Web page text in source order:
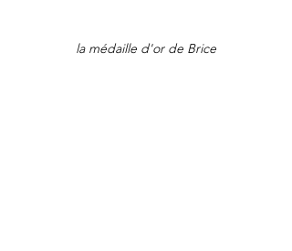
la médaille d'or de Brice